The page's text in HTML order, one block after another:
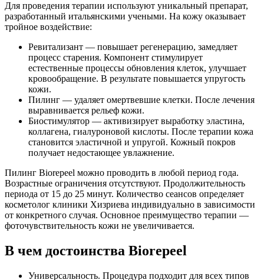
Для проведения терапии используют уникальный препарат,
разработанный итальянскими учеными. На кожу оказывает
тройное воздействие:
Ревитализант — повышает регенерацию, замедляет
процесс старения. Компонент стимулирует
естественные процессы обновления клеток, улучшает
кровообращение. В результате повышается упругость
кожи.
Пилинг — удаляет омертвевшие клетки. После лечения
выравнивается рельеф кожи.
Биостимулятор — активизирует выработку эластина,
коллагена, гиалуроновой кислоты. После терапии кожа
становится эластичной и упругой. Кожный покров
получает недостающее увлажнение.
Пилинг Biorepeel можно проводить в любой период года.
Возрастные ограничения отсутствуют. Продолжительность
периода от 15 до 25 минут. Количество сеансов определяет
косметолог клиники Хизриева индивидуально в зависимости
от конкретного случая. Основное преимущество терапии —
фоточувствительность кожи не увеличивается.
В чем достоинства Biorepeel
Универсальность. Процедура подходит для всех типов